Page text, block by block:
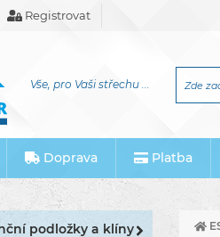
Registrovat
Vše, pro Vaši střechu ...
Doprava Platba
podložky a klíny